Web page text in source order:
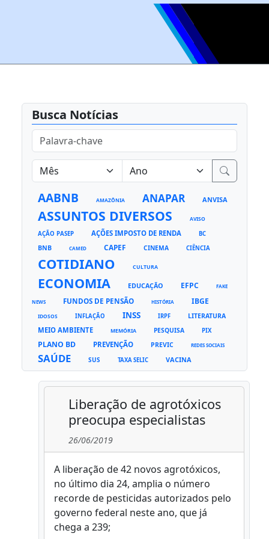
Busca Notícias
AABNB AMAZÔNIA ANAPAR ANVISA
ASSUNTOS DIVERSOS AVISO
AÇÃO PASEP AÇÕES IMPOSTO DE RENDA BC
BNB CAMED CAPEF CINEMA CIÊNCIA
COTIDIANO CULTURA
ECONOMIA EDUCAÇÃO EFPC FAKE
NEWS FUNDOS DE PENSÃO HISTÓRIA IBGE
IDOSOS INFLAÇÃO INSS IRPF LITERATURA
MEIO AMBIENTE MEMÓRIA PESQUISA PIX
PLANO BD PREVENÇÃO PREVIC REDES SOCIAIS
SAÚDE SUS TAXA SELIC VACINA
Liberação de agrotóxicos
preocupa especialistas
26/06/2019
A liberação de 42 novos agrotóxicos,
no último dia 24, amplia o número
recorde de pesticidas autorizados pelo
governo federal neste ano, que já
chega a 239;